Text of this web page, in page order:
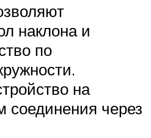
наклона и
по
на
соединения через